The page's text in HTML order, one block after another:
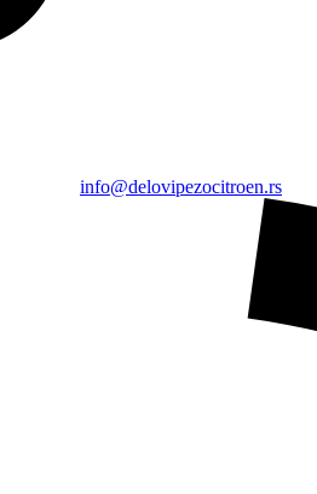
info@delovipezocitroen.rs